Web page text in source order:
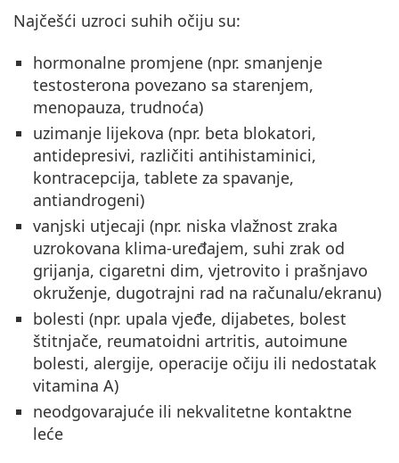
Najčešći uzroci suhih očiju su:
hormonalne promjene (npr. smanjenje
testosterona povezano sa starenjem,
menopauza, trudnoća)
uzimanje lijekova (npr. beta blokatori,
antidepresivi, različiti antihistaminici,
kontracepcija, tablete za spavanje,
antiandrogeni)
vanjski utjecaji (npr. niska vlažnost zraka
uzrokovana klima-uređajem, suhi zrak od
grijanja, cigaretni dim, vjetrovito i prašnjavo
okruženje, dugotrajni rad na računalu/ekranu)
bolesti (npr. upala vjeđe, dijabetes, bolest
štitnjače, reumatoidni artritis, autoimune
bolesti, alergije, operacije očiju ili nedostatak
vitamina A)
neodgovarajuće ili nekvalitetne kontaktne
leće